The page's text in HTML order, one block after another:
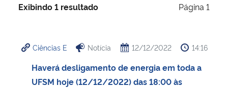
Ministério da Cidadania
Exibindo 1 resultado Página 1
Ciências E Notícia 12/12/2022 14:16
Haverá desligamento de energia em toda a
UFSM hoje (12/12/2022) das 18:00 às